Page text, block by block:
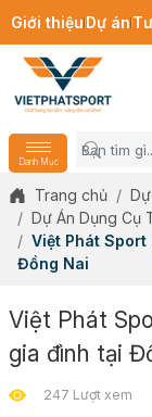
Giới thiệu Dự án
Danh Mục
Trang chủ
Dự Án Dụng Cụ
Việt Phát
Đồng Nai
Việt Phát
gia đình tại
247 Lượt xem